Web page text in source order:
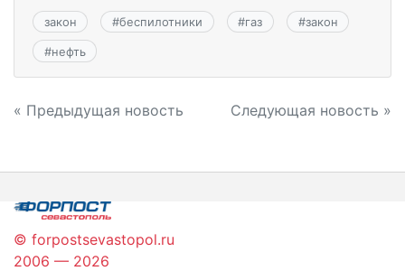
закон #беспилотники #газ #закон
#нефть
Навигация
записям
« Предыдущая новость Следующая новость »
© forpostsevastopol.ru
2006 — 2026